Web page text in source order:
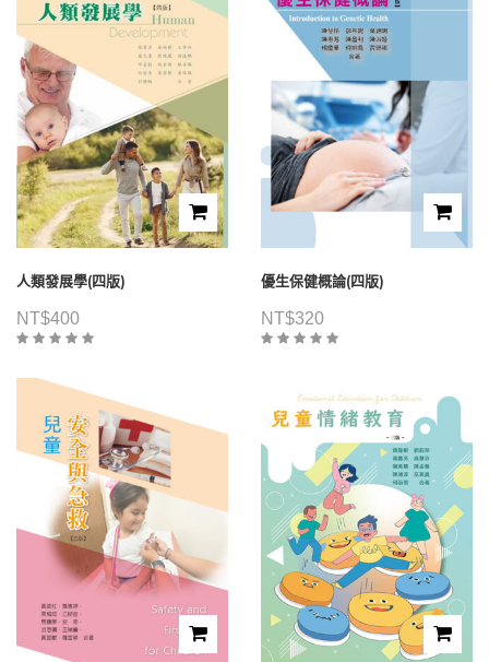
人類發展學(四版)
NT$400
優生保健概論(四版)
NT$320